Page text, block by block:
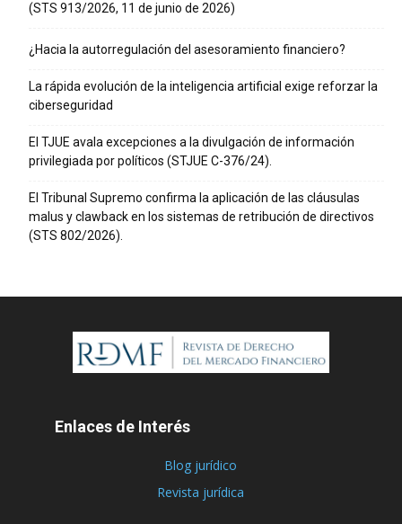
(STS 913/2026, 11 de junio de 2026)
¿Hacia la autorregulación del asesoramiento financiero?
La rápida evolución de la inteligencia artificial exige reforzar la
ciberseguridad
El TJUE avala excepciones a la divulgación de información
privilegiada por políticos (STJUE C-376/24).
El Tribunal Supremo confirma la aplicación de las cláusulas
malus y clawback en los sistemas de retribución de directivos
(STS 802/2026).
Enlaces de Interés
Blog jurídico
Revista jurídica